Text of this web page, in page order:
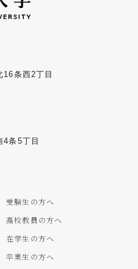
条西2丁目
条5丁目
受験生の方へ
高校教員の方へ
在学生の方へ
卒業生の方へ